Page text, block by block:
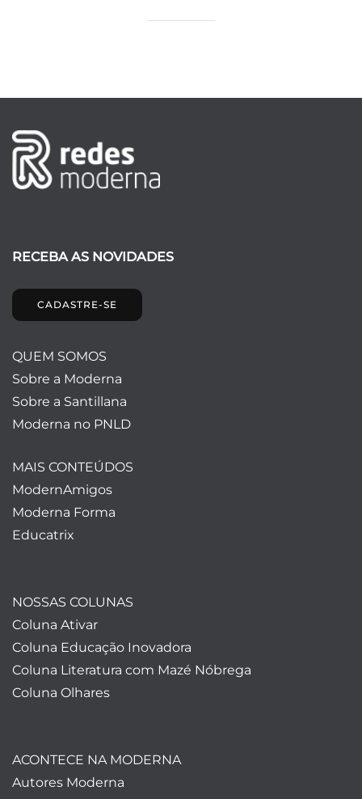
RECEBA AS NOVIDADES
CADASTRE-SE
QUEM SOMOS
Sobre a Moderna
Sobre a Santillana
Moderna no PNLD
MAIS CONTEÚDOS
ModernAmigos
Moderna Forma
Educatrix
NOSSAS COLUNAS
Coluna Ativar
Coluna Educação Inovadora
Coluna Literatura com Mazé Nóbrega
Coluna Olhares
ACONTECE NA MODERNA
Autores Moderna